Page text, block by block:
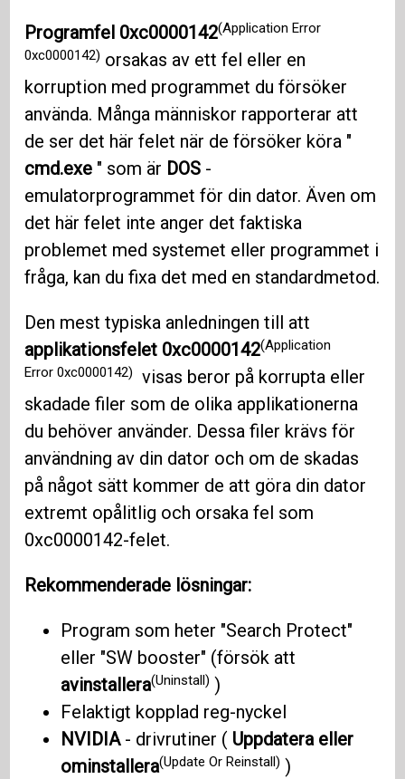
Programfel 0xc0000142(Application Error
0xc0000142) orsakas av ett fel eller en
korruption med programmet du försöker
använda. Många människor rapporterar att
de ser det här felet när de försöker köra "
cmd.exe " som är DOS -
emulatorprogrammet för din dator. Även om
det här felet inte anger det faktiska
problemet med systemet eller programmet i
fråga, kan du fixa det med en standardmetod.
Den mest typiska anledningen till att
applikationsfelet 0xc0000142(Application
Error 0xc0000142)
visas beror på korrupta eller
skadade filer som de olika applikationerna
du behöver använder. Dessa filer krävs för
användning av din dator och om de skadas
på något sätt kommer de att göra din dator
extremt opålitlig och orsaka fel som
0xc0000142-felet.
Rekommenderade lösningar:
Program som heter "Search Protect"
eller "SW booster" (försök att
avinstallera(Uninstall) )
Felaktigt kopplad reg-nyckel
NVIDIA- drivrutiner ( Uppdatera eller
ominstallera(Update Or Reinstall) )